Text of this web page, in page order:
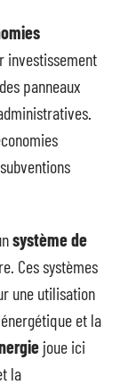
investissement
panneaux
système de
Ces systèmes
une utilisation
et la
joue ici
la